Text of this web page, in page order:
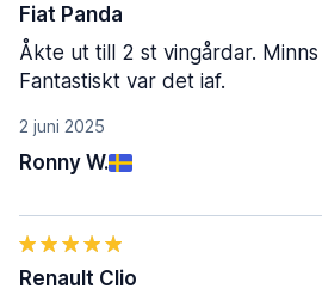
2 juni 2025
Ronny W.
Fiat Panda
Åkte ut till 2 st vingårdar.
Fantastiskt var det iaf.
Renault Clio